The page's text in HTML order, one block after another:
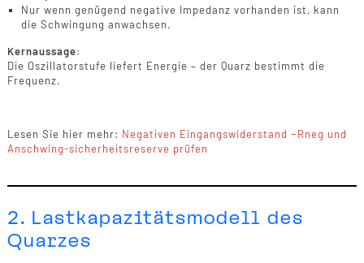
Nur wenn genügend negative Impedanz vorhanden ist, kann
die Schwingung anwachsen.
Kernaussage:
Die Oszillatorstufe liefert Energie – der Quarz bestimmt die
Frequenz.
Lesen Sie hier mehr: Negativen Eingangswiderstand −Rneg und
Anschwing-sicherheitsreserve prüfen
2. Lastkapazitätsmodell des
Quarzes